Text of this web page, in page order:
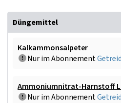
Düngemittel
Kalkammonsalpeter
Nur im Abonnement
Ammoniumnitrat-Harnstoff
Nur im Abonnement